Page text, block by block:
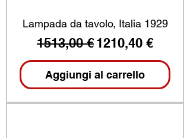
Lampada da tavolo, Italia 1929
Prezzo regolare
1513,00 €Prezzo scontato
1210,40 €
Aggiungi al carrello